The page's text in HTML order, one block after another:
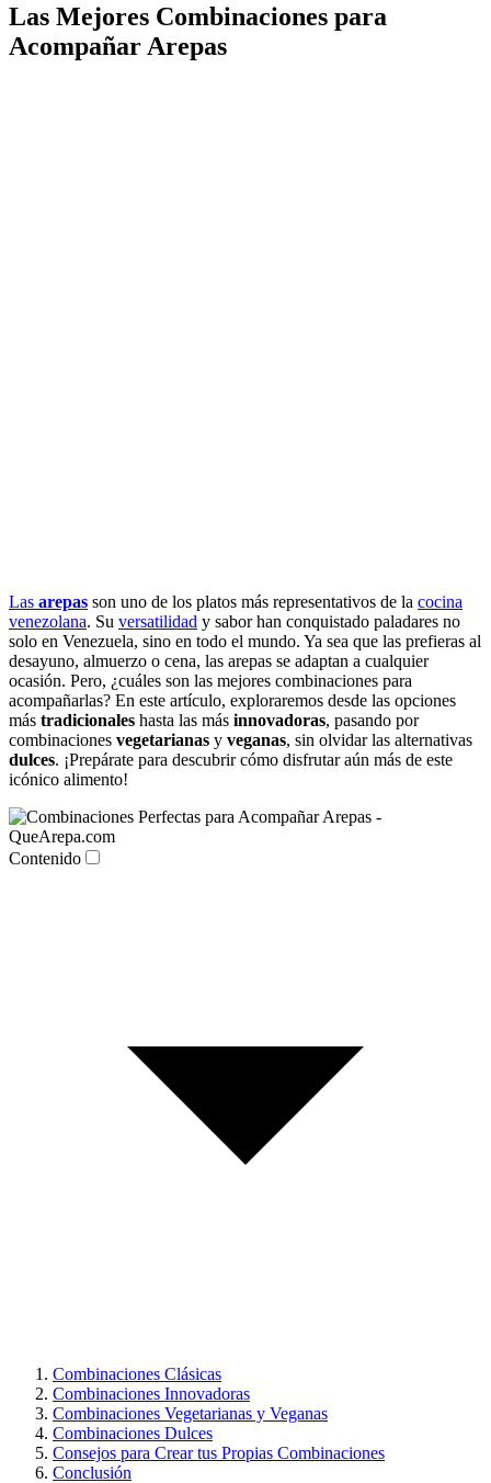
Las Mejores Combinaciones para
Acompañar Arepas
Las arepas son uno de los platos más representativos de la cocina
venezolana. Su versatilidad y sabor han conquistado paladares no
solo en Venezuela, sino en todo el mundo. Ya sea que las prefieras al
desayuno, almuerzo o cena, las arepas se adaptan a cualquier
ocasión. Pero, ¿cuáles son las mejores combinaciones para
acompañarlas? En este artículo, exploraremos desde las opciones
más tradicionales hasta las más innovadoras, pasando por
combinaciones vegetarianas y veganas, sin olvidar las alternativas
dulces. ¡Prepárate para descubrir cómo disfrutar aún más de este
icónico alimento!
Contenido
Combinaciones Clásicas
Combinaciones Innovadoras
Combinaciones Vegetarianas y Veganas
Combinaciones Dulces
Consejos para Crear tus Propias Combinaciones
Conclusión